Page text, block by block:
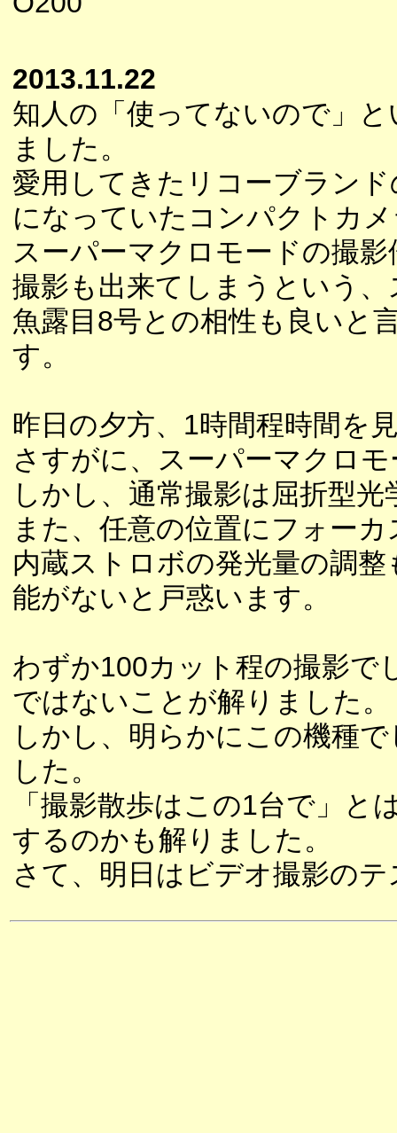
2013.11.22
知人の「使ってないので」
ました。
愛用してきたリコーブラン
になっていたコンパクトカ
スーパーマクロモードの撮
撮影も出来てしまうという
魚露目8号との相性も良いと
す。
昨日の夕方、1時間程時間を
さすがに、スーパーマクロ
しかし、通常撮影は屈折型
また、任意の位置にフォー
内蔵ストロボの発光量の調
能がないと戸惑います。
わずか100カット程の撮影で
ではないことが解りました。
しかし、明らかにこの機種
した。
「撮影散歩はこの1台で」
するのかも解りました。
さて、明日はビデオ撮影の